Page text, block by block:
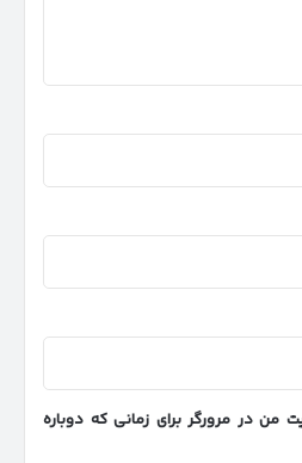
من در مرورگر برای زمانی که دوباره